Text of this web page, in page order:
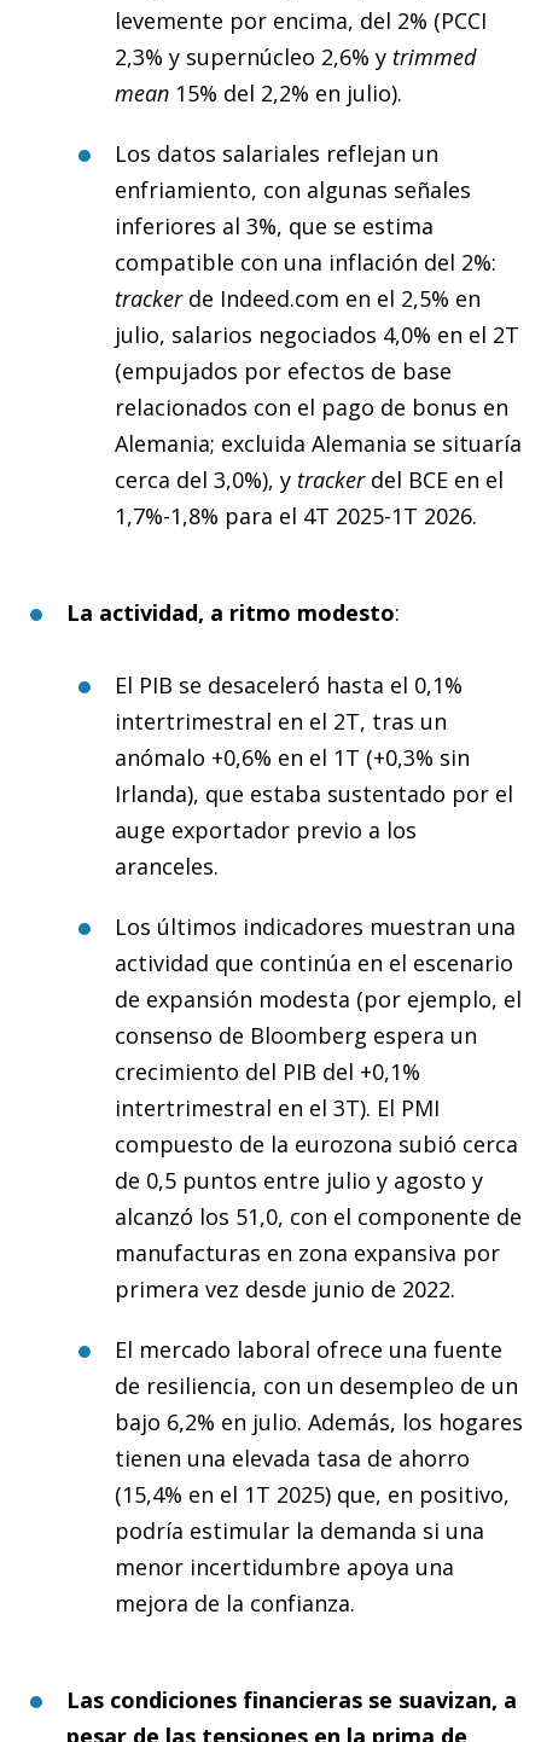
levemente por encima, del 2% (PCCI
2,3% y supernúcleo 2,6% y trimmed
mean 15% del 2,2% en julio).
Los datos salariales reflejan un
enfriamiento, con algunas señales
inferiores al 3%, que se estima
compatible con una inflación del 2%:
trackerde Indeed.com en el 2,5% en
julio, salarios negociados 4,0% en el 2T
(empujados por efectos de base
relacionados con el pago de bonus en
Alemania; excluida Alemania se situaría
cerca del 3,0%), y trackerdel BCE en el
1,7%-1,8% para el 4T 2025-1T 2026.
La actividad, a ritmo modesto:
El PIB se desaceleró hasta el 0,1%
intertrimestral en el 2T, tras un
anómalo +0,6% en el 1T (+0,3% sin
Irlanda), que estaba sustentado por el
auge exportador previo a los
aranceles.
Los últimos indicadores muestran una
actividad que continúa en el escenario
de expansión modesta (por ejemplo, el
consenso de Bloomberg espera un
crecimiento del PIB del +0,1%
intertrimestral en el 3T). El PMI
compuesto de la eurozona subió cerca
de 0,5 puntos entre julio y agosto y
alcanzó los 51,0, con el componente de
manufacturas en zona expansiva por
primera vez desde junio de 2022.
El mercado laboral ofrece una fuente
de resiliencia, con un desempleo de un
bajo 6,2% en julio. Además, los hogares
tienen una elevada tasa de ahorro
(15,4% en el 1T 2025) que, en positivo,
podría estimular la demanda si una
menor incertidumbre apoya una
mejora de la confianza.
Las condiciones financieras se suavizan, a
pesar de las tensiones en la prima de